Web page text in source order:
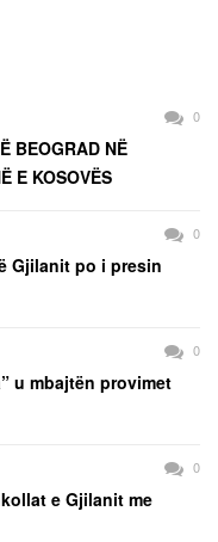
0
BEOGRAD NË
E KOSOVËS
0
Gjilanit po i presin
0
u mbajtën provimet
0
e Gjilanit me